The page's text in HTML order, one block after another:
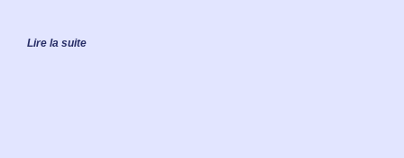
Lire la suite